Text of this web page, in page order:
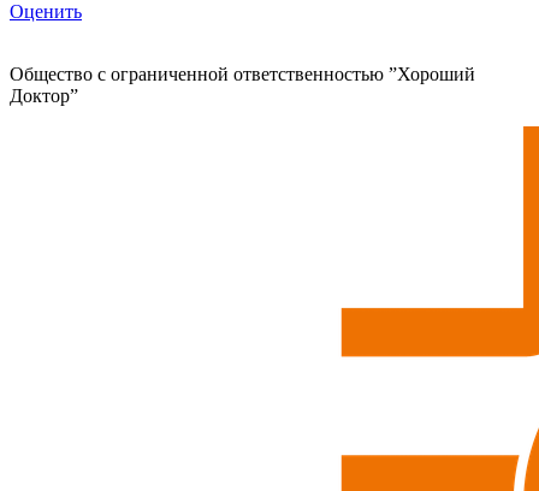
Оценить
Общество с ограниченной ответственностью ”Хороший
Доктор”